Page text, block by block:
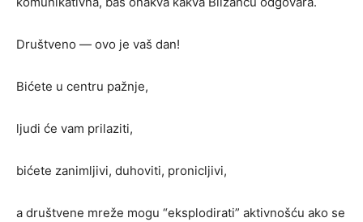
Društveno — ovo je vaš dan!
Bićete u centru pažnje,
ljudi će vam prilaziti,
bićete zanimljivi, duhoviti, pronicljivi,
a društvene mreže mogu “eksplodirati” aktivnošću ako se